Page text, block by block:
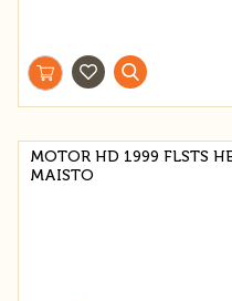
MOTOR HD 1999 FLSTS
MAISTO